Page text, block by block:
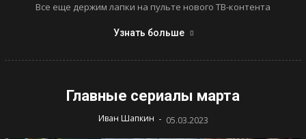
Все еще держим лапки на пульте нового ТВ-контента
Узнать больше
Главные сериалы марта
Иван Шапкин - 05.03.2023